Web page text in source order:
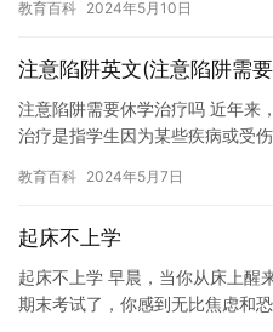
致他们…
教育百科 2024年5月10日
注意陷阱英文(注意陷阱需
注意陷阱需要休学治疗吗 近年来
治疗是指学生因为某些疾病或受
护自…
教育百科 2024年5月7日
起床不上学
起床不上学 早晨，当你从床上醒
期末考试了，你感到无比焦虑和